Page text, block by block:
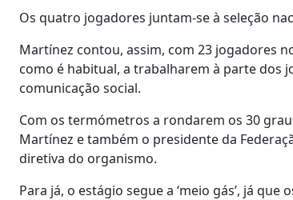
Os quatro jogadores juntam-se à seleção
Martínez contou, assim, com 23 jogadores
como é habitual, a trabalharem à parte dos
comunicação social.
Com os termómetros a rondarem os 30
Martínez e também o presidente da
diretiva do organismo.
Para já, o estágio segue a ‘meio gás’, já